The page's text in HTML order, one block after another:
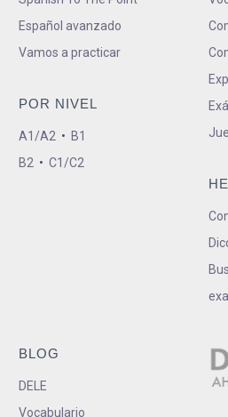
Español avanzado
Vamos a practicar
POR NIVEL
A1/A2 • B1
B2 • C1/C2
BLOG
DELE
Vocabulario